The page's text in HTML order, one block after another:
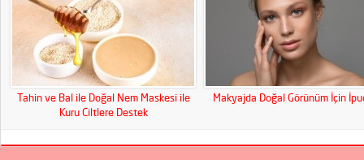
Tahin ve Bal ile Doğal Nem Maskesi ile
Kuru Ciltlere Destek
Makyajda Doğal Görünüm İçin